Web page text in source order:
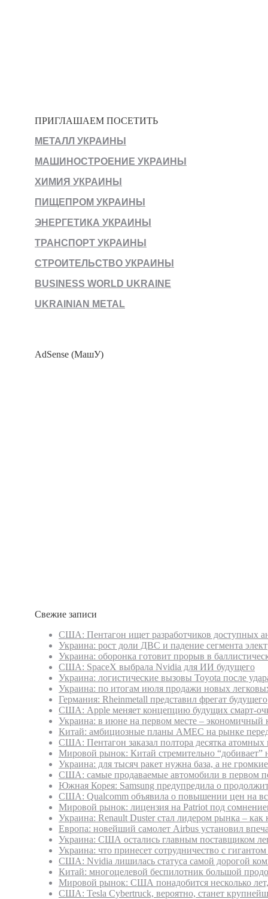
ПРИГЛАШАЕМ ПОСЕТИТЬ
МЕТАЛЛ УКРАИНЫ
МАШИНОСТРОЕНИЕ УКРАИНЫ
ХИМИЯ УКРАИНЫ
ПИЩЕПРОМ УКРАИНЫ
ЭНЕРГЕТИКА УКРАИНЫ
ТРАНСПОРТ УКРАИНЫ
СТРОИТЕЛЬСТВО УКРАИНЫ
BUSINESS WORLD UKRAINE
UKRAINIAN METAL
AdSense (МашУ)
Свежие записи
США: Пентагон ищет разработчиков доступных
Украина: рост доли ДВС и падение сегмента
Украина: оборонка готовит прорыв в
США: SpaceX выбрала Nvidia для ИИ будущего
Украина: логистические вызовы Toyota после
Украина: по итогам июля продажи новых
Германия: Rheinmetall представил фрегат будущего
США: Apple меняет концепцию будущих смарт-
Украина: в июне на первом месте – экономичный
Китай: амбициозные планы AMEC на рынке
США: Пентагон заказал полтора десятка атомных
Мировой рынок: Китай стремительно “добивает”
Украина: для тысяч ракет нужна база, а не
США: самые продаваемые автомобили в первом
Южная Корея: Samsung предупредила о
США: Qualcomm объявила о повышении цен на
Мировой рынок: лицензия на Patriot под
Украина: Renault Duster стал лидером рынка –
Европа: новейший самолет Airbus установил
Украина: США остались главным поставщиком
Украина: что принесет сотрудничество с
США: Nvidia лишилась статуса самой дорогой
Китай: многоцелевой беспилотник большой
Мировой рынок: США понадобится несколько
США: Tesla Cybertruck, вероятно, станет